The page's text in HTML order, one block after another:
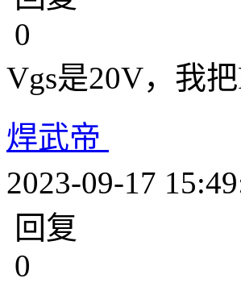
0
Vgs是20V，我
焊武帝
2023-09-17
回复
0